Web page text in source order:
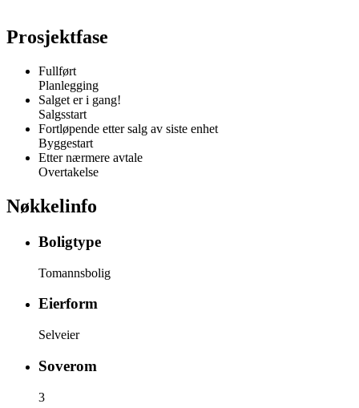
Prosjektfase
Fullført
Planlegging
Salget er i gang!
Salgsstart
Fortløpende etter salg av siste enhet
Byggestart
Etter nærmere avtale
Overtakelse
Nøkkelinfo
Boligtype
Tomannsbolig
Eierform
Selveier
Soverom
3